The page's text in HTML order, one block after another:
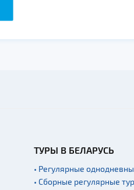
ТУРЫ В БЕЛАРУСЬ
• Регулярные
• Сборные регулярные